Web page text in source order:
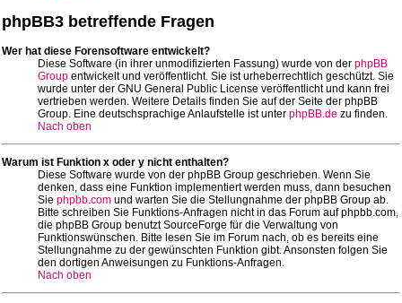
phpBB3 betreffende Fragen
Wer hat diese Forensoftware entwickelt?
Diese Software (in ihrer unmodifizierten Fassung) wurde von der phpBB
Group entwickelt und veröffentlicht. Sie ist urheberrechtlich geschützt. Sie
wurde unter der GNU General Public License veröffentlicht und kann frei
vertrieben werden. Weitere Details finden Sie auf der Seite der phpBB
Group. Eine deutschsprachige Anlaufstelle ist unter phpBB.de zu finden.
Nach oben
Warum ist Funktion x oder y nicht enthalten?
Diese Software wurde von der phpBB Group geschrieben. Wenn Sie
denken, dass eine Funktion implementiert werden muss, dann besuchen
Sie phpbb.com und warten Sie die Stellungnahme der phpBB Group ab.
Bitte schreiben Sie Funktions-Anfragen nicht in das Forum auf phpbb.com,
die phpBB Group benutzt SourceForge für die Verwaltung von
Funktionswünschen. Bitte lesen Sie im Forum nach, ob es bereits eine
Stellungnahme zu der gewünschten Funktion gibt. Ansonsten folgen Sie
den dortigen Anweisungen zu Funktions-Anfragen.
Nach oben